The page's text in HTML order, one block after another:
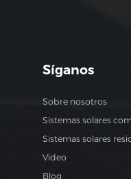
Síganos
Sobre nosotros
Sistemas solares
Sistemas solares
Video
Blog